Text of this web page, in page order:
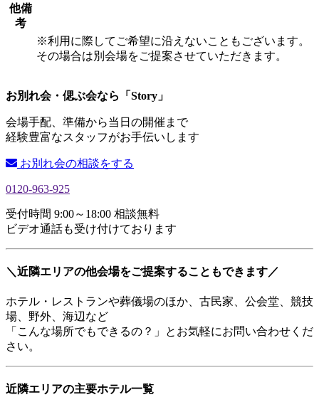
他備
考
※利用に際してご希望に沿えないこともございます。
その場合は別会場をご提案させていただきます。
お別れ会・偲ぶ会なら「Story」
会場手配、準備から当日の開催まで
経験豊富なスタッフがお手伝いします
お別れ会の相談をする
0120-963-925
受付時間 9:00～18:00 相談無料
ビデオ通話も受け付けております
＼近隣エリアの他会場をご提案することもできます／
ホテル・レストランや葬儀場のほか、古民家、公会堂、競技
場、野外、海辺など
「こんな場所でもできるの？」とお気軽にお問い合わせくだ
さい。
近隣エリアの主要ホテル一覧